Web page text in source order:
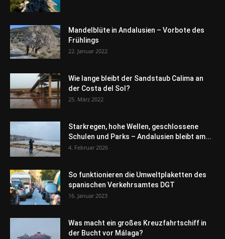
Mandelblüte in Andalusien – Vorbote des
Frühlings
22. Januar 2022
Wie lange bleibt der Sandstaub Calima an
der Costa del Sol?
25. März 2022
Starkregen, hohe Wellen, geschlossene
Schulen und Parks – Andalusien bleibt am...
4. Februar 2026
So funktionieren die Umweltplaketten des
spanischen Verkehrsamtes DGT
16. Januar 2023
Was macht ein großes Kreuzfahrtschiff in
der Bucht vor Málaga?